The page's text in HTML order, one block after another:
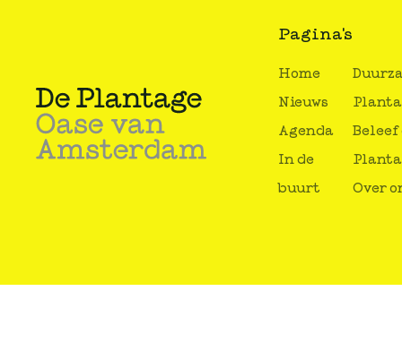
Pagina's
Home
Nieuws
Agenda
In de
buurt
Beleef
Over